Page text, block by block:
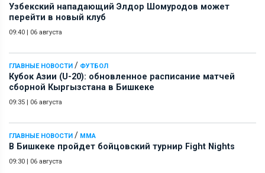
Узбекский нападающий Элдор Шомуродов может
перейти в новый клуб
09:40 06 августа
ГЛАВНЫЕ НОВОСТИ / ФУТБОЛ
Кубок Азии (U-20): обновленное расписание матчей
сборной Кыргызстана в Бишкеке
09:35 06 августа
ГЛАВНЫЕ НОВОСТИ / ММА
В Бишкеке пройдет бойцовский турнир Fight Nights
09:30 06 августа